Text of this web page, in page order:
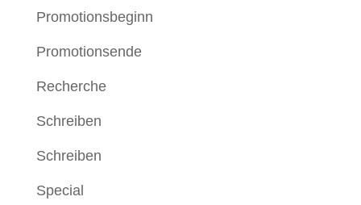
Promotionsbeginn
Promotionsende
Recherche
Schreiben
Schreiben
Special